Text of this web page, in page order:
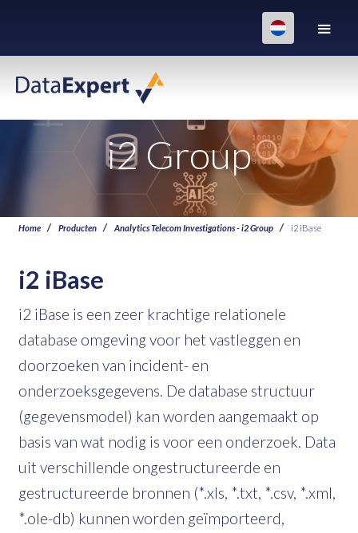
i2 Group
Home Producten Analytics Telecom Investigations - i2 Group i2 iBase
i2 iBase
i2 iBase is een zeer krachtige relationele
database omgeving voor het vastleggen en
doorzoeken van incident- en
onderzoeksgegevens. De database structuur
(gegevensmodel) kan worden aangemaakt op
basis van wat nodig is voor een onderzoek. Data
uit verschillende ongestructureerde en
gestructureerde bronnen (*.xls, *.txt, *.csv, *.xml,
*.ole-db) kunnen worden geïmporteerd,